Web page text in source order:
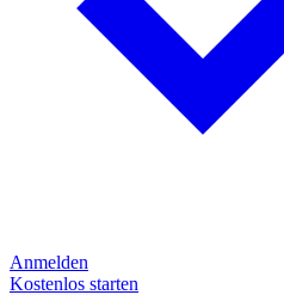
Anmelden
Kostenlos starten